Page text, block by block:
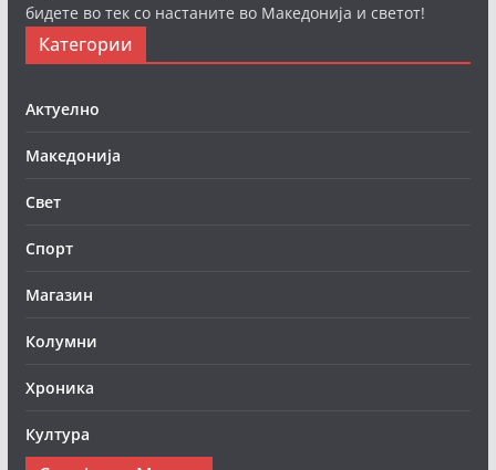
бидете во тек со настаните во Македонија и светот!
Категории
Актуелно
Македонија
Свет
Спорт
Магазин
Колумни
Хроника
Култура